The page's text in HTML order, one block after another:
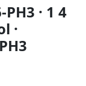
· 1 4
·